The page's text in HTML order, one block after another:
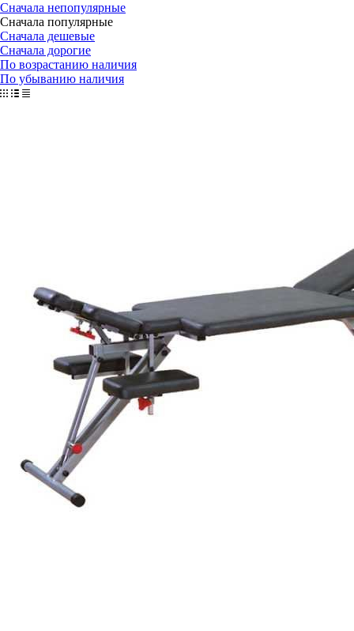
Сначала непопулярные
Сначала популярные
Сначала дешевые
Сначала дорогие
По возрастанию наличия
По убыванию наличия